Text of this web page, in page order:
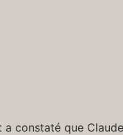
a constaté que